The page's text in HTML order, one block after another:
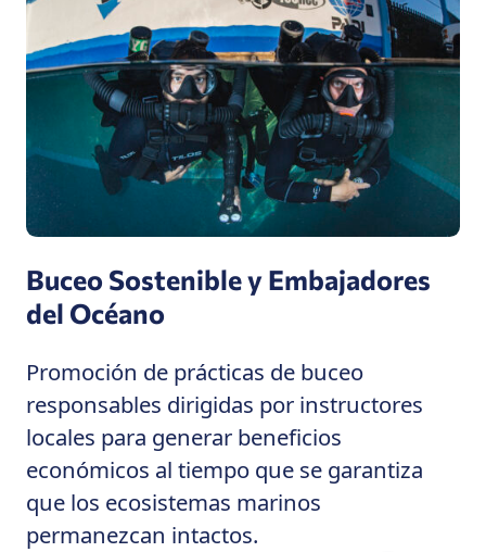
Buceo Sostenible y Embajadores
del Océano
Promoción de prácticas de buceo
responsables dirigidas por instructores
locales para generar beneficios
económicos al tiempo que se garantiza
que los ecosistemas marinos
permanezcan intactos.